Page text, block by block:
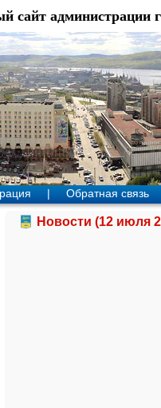
сайт администрации
| Обратная связь
Новости (12 июля